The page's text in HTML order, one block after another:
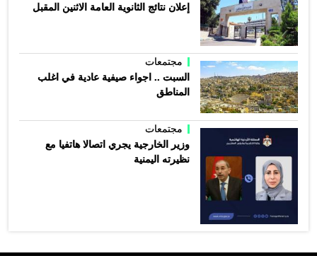
إعلان نتائج الثانوية العامة الاثنين المقبل
مجتمعات
السبت .. اجواء صيفية عادية في اغلب
المناطق
مجتمعات
وزير الخارجية يجري اتصالا هاتفيا مع
نظيرته اليمنية